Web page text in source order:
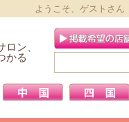
ようこそ、ゲストさ
ン、
かる